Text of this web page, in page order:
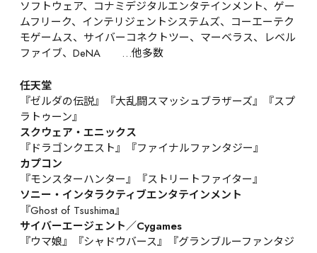
ソフトウェア、コナミデジタルエンタテインメント、ゲー
ムフリーク、インテリジェントシステムズ、コーエーテク
モゲームス、サイバーコネクトツー、マーベラス、レベル
ファイブ、DeNA　　…他多数
任天堂
『ゼルダの伝説』『大乱闘スマッシュブラザーズ』『スプ
ラトゥーン』
スクウェア・エニックス
『ドラゴンクエスト』『ファイナルファンタジー』
カプコン
『モンスターハンター』『ストリートファイター』
ソニー・インタラクティブエンタテインメント
『Ghost of Tsushima』
サイバーエージェント／Cygames
『ウマ娘』『シャドウバース』『グランブルーファンタジ